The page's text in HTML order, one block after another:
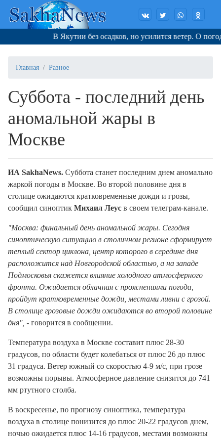
В Якутии без осадков, но усилится ветер. О погоде
Главная Разное
Суббота - последний день
аномальной жары в
Москве
ИА SakhaNews. Суббота станет последним днем аномально
жаркой погоды в Москве. Во второй половине дня в
столице ожидаются кратковременные дожди и грозы,
сообщил синоптик Михаил Леус в своем телеграм-канале.
"Москва: финальный день аномальной жары. Сегодня
синоптическую ситуацию в столичном регионе сформирует
теплый сектор циклона, центр которого в середине дня
расположится над Новгородской областью, а на западе
Подмосковья скажется влияние холодного атмосферного
фронта. Ожидается облачная с прояснениями погода,
пройдут кратковременные дожди, местами ливни с грозой.
В столице грозовые дожди ожидаются во второй половине
дня", - говорится в сообщении.
Температура воздуха в Москве составит плюс 28-30
градусов, по области будет колебаться от плюс 26 до плюс
31 градуса. Ветер южный со скоростью 4-9 м/с, при грозе
возможны порывы. Атмосферное давление снизится до 741
мм ртутного столба.
В воскресенье, по прогнозу синоптика, температура
воздуха в столице понизится до плюс 20-22 градусов днем,
ночью ожидается плюс 14-16 градусов, местами возможны